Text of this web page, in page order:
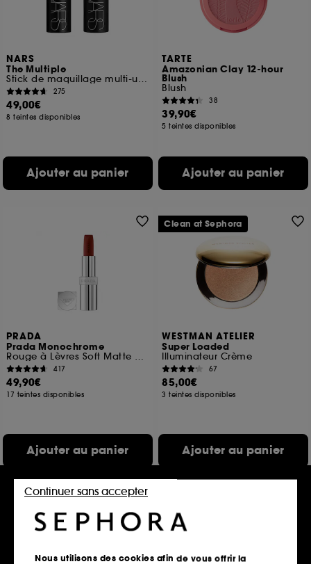
NARS
The Multiple
Stick de maquillage multi-usage
275
49,00€
8 teintes disponibles
Ajouter au panier
TARTE
Amazonian Clay 12-hour
Blush
Blush
38
39,90€
5 teintes disponibles
Ajouter au panier
PRADA
Prada Monochrome
Rouge à Lèvres Soft Matte Confort et Longue Tenue
417
49,90€
17 teintes disponibles
Ajouter au panier
WESTMAN ATELIER
Super Loaded
Illuminateur Crème
67
85,00€
3 teintes disponibles
Ajouter au panier
Clean at Sephora
Nous utilisons des cookies afin de vous offrir la
Continuer sans accepter